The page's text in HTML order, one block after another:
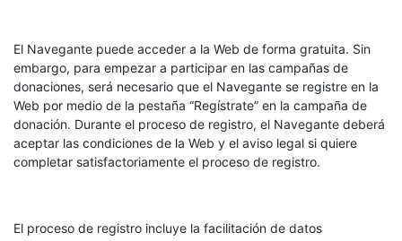
El Navegante puede acceder a la Web de forma gratuita. Sin
embargo, para empezar a participar en las campañas de
donaciones, será necesario que el Navegante se registre en la
Web por medio de la pestaña “Regístrate” en la campaña de
donación. Durante el proceso de registro, el Navegante deberá
aceptar las condiciones de la Web y el aviso legal si quiere
completar satisfactoriamente el proceso de registro.
El proceso de registro incluye la facilitación de datos